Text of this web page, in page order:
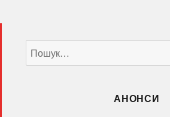
Пошук
за
запитом:
АНОНСИ